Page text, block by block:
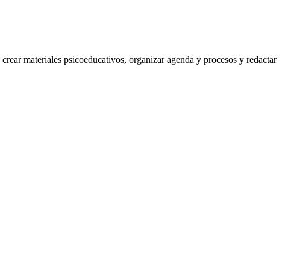
crear materiales psicoeducativos, organizar agenda y procesos y redactar